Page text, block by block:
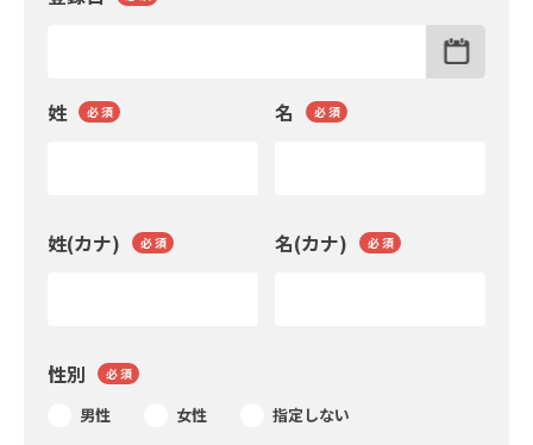
姓 必 須 名 必 須
姓(カナ) 必 須 名(カナ) 必 須
性別 必 須
男性 女性 指定しない